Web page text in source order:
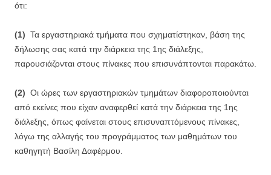
ότι:
(1) Τα εργαστηριακά τμήματα που σχηματίστηκαν, βάση της
δήλωσης σας κατά την διάρκεια της 1ης διάλεξης,
παρουσιάζονται στους πίνακες που επισυνάπτονται παρακάτω.
(2) Οι ώρες των εργαστηριακών τμημάτων διαφοροποιούνται
από εκείνες που είχαν αναφερθεί κατά την διάρκεια της 1ης
διάλεξης, όπως φαίνεται στους επισυναπτόμενους πίνακες,
λόγω της αλλαγής του προγράμματος των μαθημάτων του
καθηγητή Βασίλη Δαφέρμου.